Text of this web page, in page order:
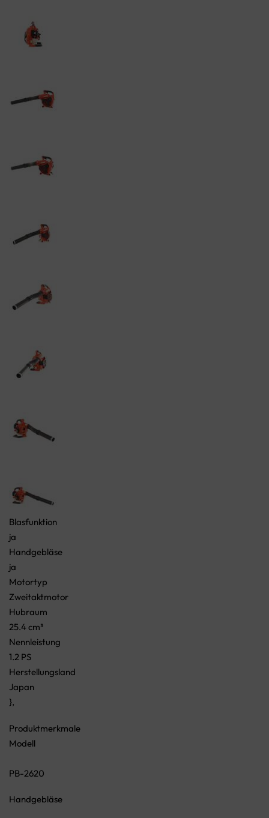
Blasfunktion
ja
Handgebläse
ja
Motortyp
Zweitaktmotor
Hubraum
25.4 cm³
Nennleistung
1.2 PS
Herstellungsland
Japan
},
Produktmerkmale
Modell
PB-2620
Handgebläse